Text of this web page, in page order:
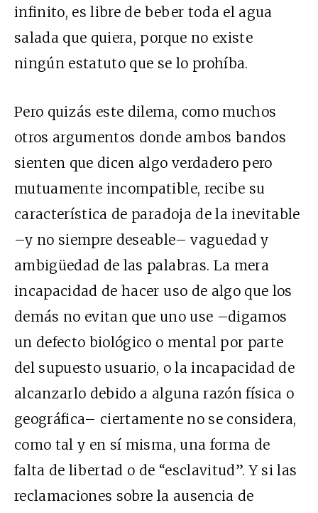
infinito, es libre de beber toda el agua
salada que quiera, porque no existe
ningún estatuto que se lo prohíba.
Pero quizás este dilema, como muchos
otros argumentos donde ambos bandos
sienten que dicen algo verdadero pero
mutuamente incompatible, recibe su
característica de paradoja de la inevitable
–y no siempre deseable– vaguedad y
ambigüedad de las palabras. La mera
incapacidad de hacer uso de algo que los
demás no evitan que uno use –digamos
un defecto biológico o mental por parte
del supuesto usuario, o la incapacidad de
alcanzarlo debido a alguna razón física o
geográfica– ciertamente no se considera,
como tal y en sí misma, una forma de
falta de libertad o de “esclavitud”. Y si las
reclamaciones sobre la ausencia de